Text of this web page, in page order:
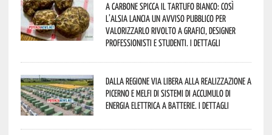
A Carbone spicca il tartufo bianco: così
l’Alsia lancia un avviso pubblico per
valorizzarlo rivolto a grafici, designer
professionisti e studenti. I dettagli
Dalla Regione via libera alla realizzazione a
Picerno e Melfi di sistemi di accumulo di
energia elettrica a batterie. I dettagli